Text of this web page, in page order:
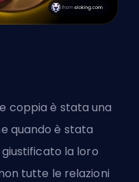
coppia è stata una
quando è stata
la loro
tutte le relazioni